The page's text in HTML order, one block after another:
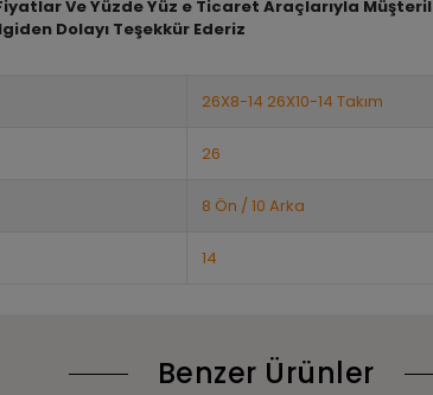
Ve Yüzde Yüz e Ticaret Araçlarıyla
Dolayı Teşekkür Ederiz
26X8-14 26X10-14 Takım
26
8 Ön / 10 Arka
14
Benzer Ürünler